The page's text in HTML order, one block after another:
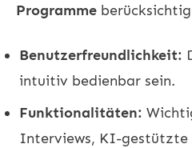
Programme
Benutzerfreundlichkeit:
intuitiv bedienbar sein.
Funktionalitäten:
Interviews, KI-gestützte